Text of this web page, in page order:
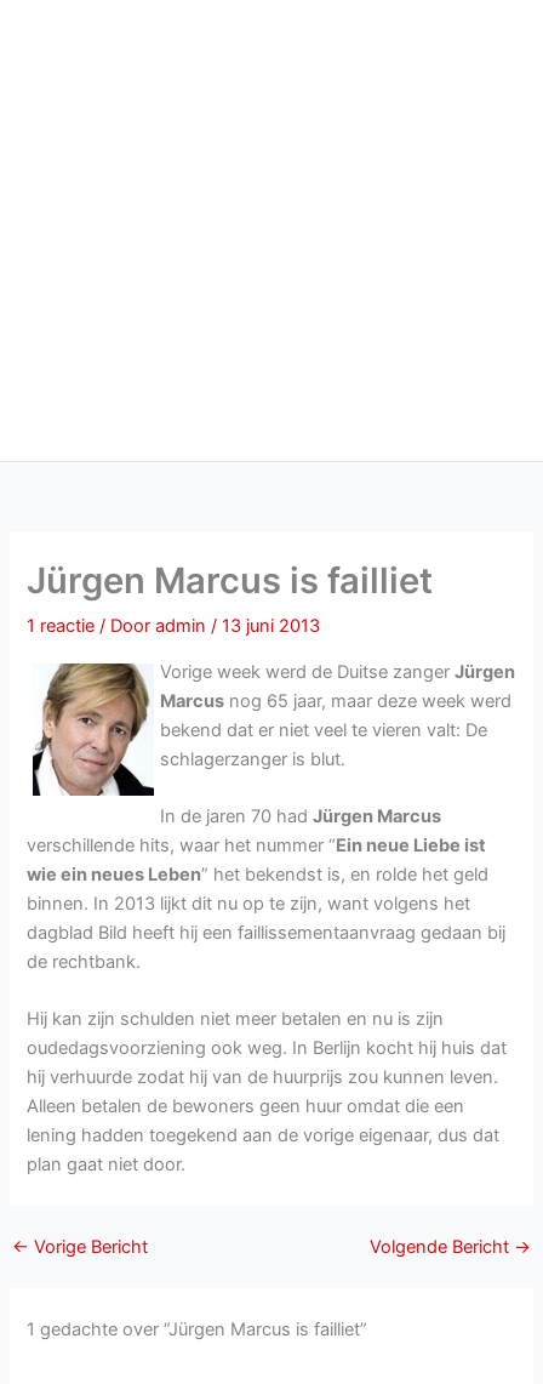
Jürgen Marcus is failliet
1 reactie / Dooradmin/13 juni 2013
Vorige week werd de Duitse zangerJürgen
Marcus nog 65 jaar, maar deze week werd
bekend dat er niet veel te vieren valt: De
schlagerzanger is blut.
In de jaren 70 hadJürgen Marcus
verschillende hits, waar het nummer “Ein neue Liebe ist
wie ein neues Leben” het bekendst is, en rolde het geld
binnen. In 2013 lijkt dit nu op te zijn, want volgens het
dagblad Bild heeft hij een faillissementaanvraag gedaan bij
de rechtbank.
Hij kan zijn schulden niet meer betalen en nu is zijn
oudedagsvoorziening ook weg. In Berlijn kocht hij huis dat
hij verhuurde zodat hij van de huurprijs zou kunnen leven.
Alleen betalen de bewoners geen huur omdat die een
lening hadden toegekend aan de vorige eigenaar, dus dat
plan gaat niet door.
← Vorige Bericht Volgende Bericht →
1 gedachte over “Jürgen Marcus is failliet”